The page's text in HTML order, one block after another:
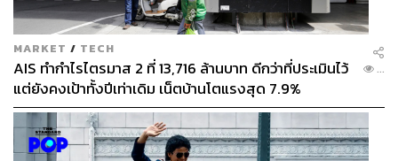
MARKET / TECH
AIS ทำกำไรไตรมาส 2 ที่ 13,716 ล้านบาท ดีกว่าที่ประเมินไว้
แต่ยังคงเป้าทั้งปีเท่าเดิม เน็ตบ้านโตแรงสุด 7.9%
...